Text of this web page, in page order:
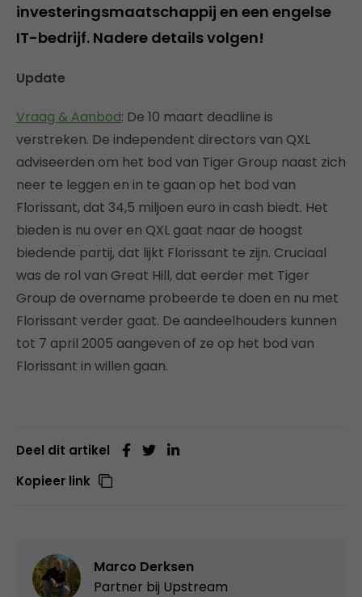
investeringsmaatschappij en een engelse
IT-bedrijf. Nadere details volgen!
Update
Vraag & Aanbod: De 10 maart deadline is
verstreken. De independent directors van QXL
adviseerden om het bod van Tiger Group naast zich
neer te leggen en in te gaan op het bod van
Florissant, dat 34,5 miljoen euro in cash biedt. Het
bieden is nu over en QXL gaat naar de hoogst
biedende partij, dat lijkt Florissant te zijn. Cruciaal
was de rol van Great Hill, dat eerder met Tiger
Group de overname probeerde te doen en nu met
Florissant verder gaat. De aandeelhouders kunnen
tot 7 april 2005 aangeven of ze op het bod van
Florissant in willen gaan.
Deel dit artikel
Kopieer link
Marco Derksen
Partner bij Upstream